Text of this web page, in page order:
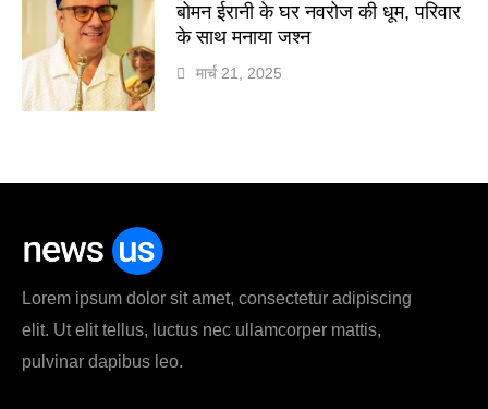
बोमन ईरानी के घर नवरोज की धूम, परिवार
के साथ मनाया जश्न
मार्च 21, 2025
Lorem ipsum dolor sit amet, consectetur adipiscing
elit. Ut elit tellus, luctus nec ullamcorper mattis,
pulvinar dapibus leo.